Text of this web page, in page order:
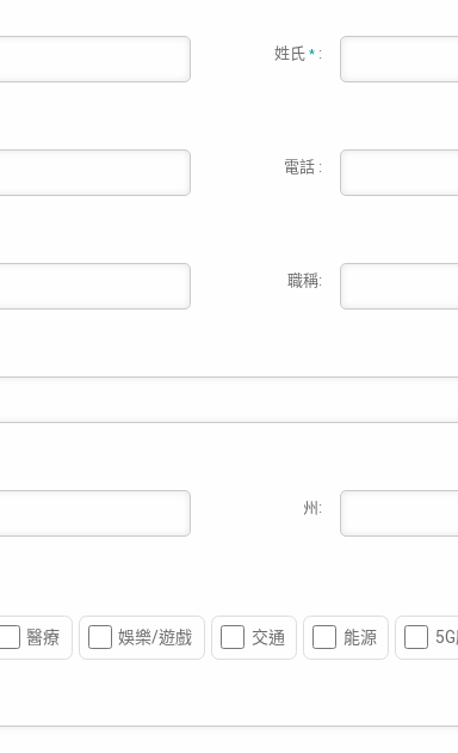
姓氏 * :
電話 :
職稱:
州:
醫療 娛樂/遊戲 交通 能源